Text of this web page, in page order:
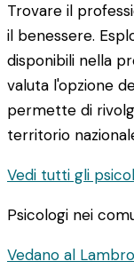
Trovare il
il benessere.
disponibili nella
valuta l'opzione
permette di
territorio
Vedi tutti gli
Psicologi nei
Vedano al Lambro